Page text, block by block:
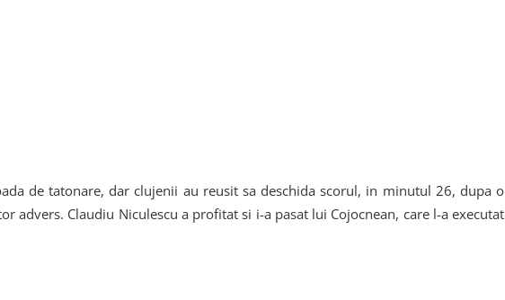
de tatonare, dar clujenii au reusit sa deschida scorul, in minutul 26, dupa o
advers. Claudiu Niculescu a profitat si i-a pasat lui Cojocnean, care l-a executat